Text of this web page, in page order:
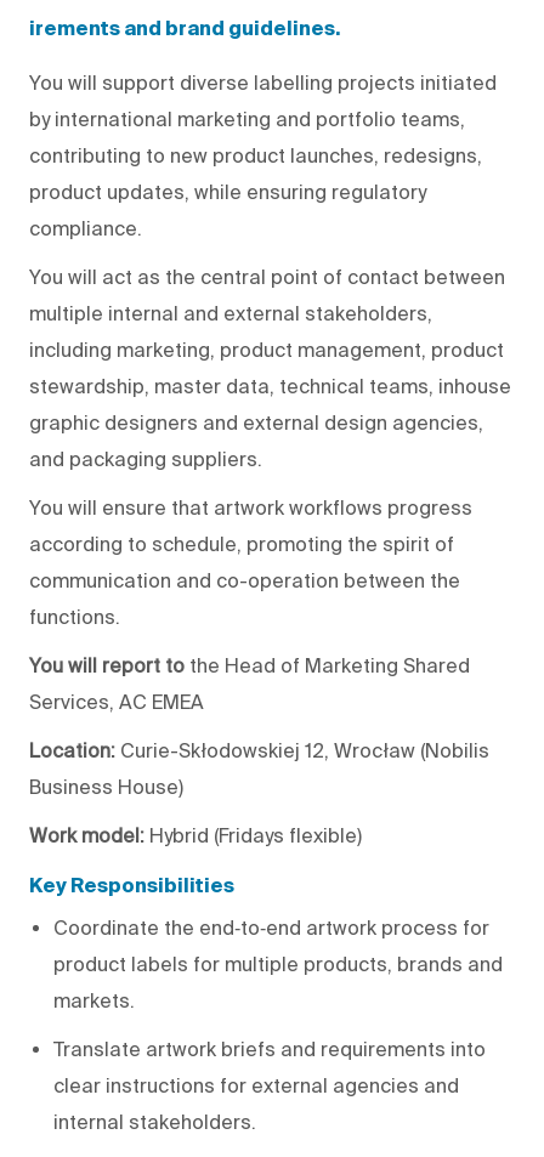
irements and brand guidelines.
You will support diverse labelling projects initiated
by international marketing and portfolio teams,
contributing to new product launches, redesigns,
product updates, while ensuring regulatory
compliance.
You will act as the central point of contact between
multiple internal and external stakeholders,
including marketing, product management, product
stewardship, master data, technical teams, inhouse
graphic designers and external design agencies,
and packaging suppliers.
You will ensure that artwork workflows progress
according to schedule, promoting the spirit of
communication and co-operation between the
functions.
You will report to the Head of Marketing Shared
Services, AC EMEA
Location: Curie-Skłodowskiej 12, Wrocław (Nobilis
Business House)
Work model: Hybrid (Fridays flexible)
Key Responsibilities
Coordinate the end‑to‑end artwork process for
product labels for multiple products, brands and
markets.
Translate artwork briefs and requirements into
clear instructions for external agencies and
internal stakeholders.